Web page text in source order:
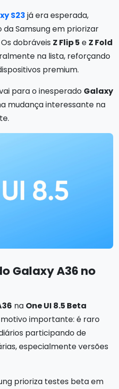
S23 já era esperada,
Samsung em priorizar
dobráveis Z Flip 5 e Z Fold
na lista, reforçando
premium.
para o inesperado Galaxy
mudança interessante na
Galaxy A36 no
na One UI 8.5 Beta
importante: é raro
participando de
especialmente versões
prioriza testes beta em